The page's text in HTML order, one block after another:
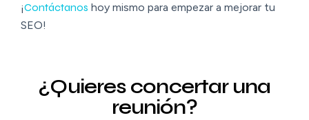
¡Contáctanos hoy mismo para empezar a mejorar tu
SEO!
¿Quieres concertar una
reunión?